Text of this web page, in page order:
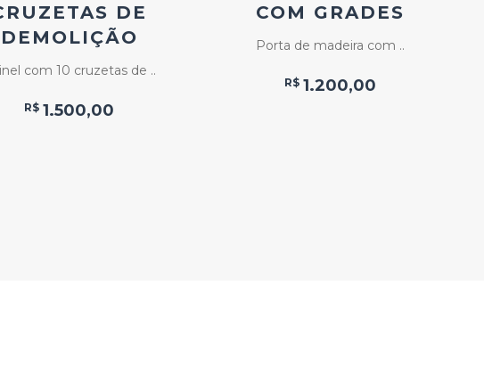
DE
DEMOLIÇÃO
com 10 cruzetas de ..
R$ 1.500,00
COM GRADES
Porta de madeira com ..
R$ 1.200,00